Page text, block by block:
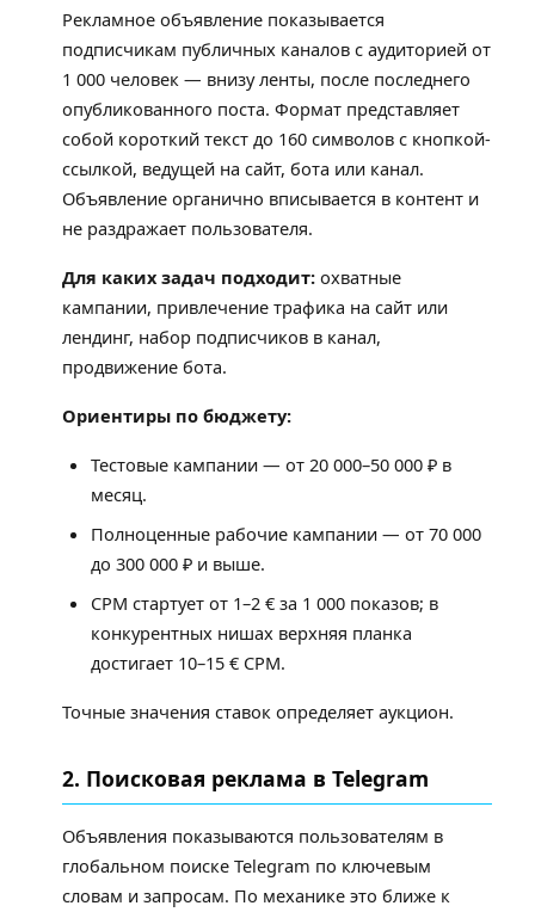
Рекламное объявление показывается
подписчикам публичных каналов с аудиторией от
1 000 человек — внизу ленты, после последнего
опубликованного поста. Формат представляет
собой короткий текст до 160 символов с кнопкой-
ссылкой, ведущей на сайт, бота или канал.
Объявление органично вписывается в контент и
не раздражает пользователя.
Для каких задач подходит: охватные
кампании, привлечение трафика на сайт или
лендинг, набор подписчиков в канал,
продвижение бота.
Ориентиры по бюджету:
Тестовые кампании — от 20 000–50 000 ₽ в
месяц.
Полноценные рабочие кампании — от 70 000
до 300 000 ₽ и выше.
CPM стартует от 1–2 € за 1 000 показов; в
конкурентных нишах верхняя планка
достигает 10–15 € CPM.
Точные значения ставок определяет аукцион.
2. Поисковая реклама в Telegram
Объявления показываются пользователям в
глобальном поиске Telegram по ключевым
словам и запросам. По механике это ближе к